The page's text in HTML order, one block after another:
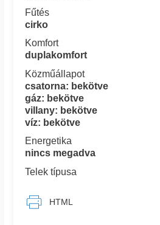
Fűtés
cirko
Komfort
duplakomfort
Közműállapot
csatorna: bekötve
gáz: bekötve
villany: bekötve
víz: bekötve
Energetika
nincs megadva
Telek típusa
HTML